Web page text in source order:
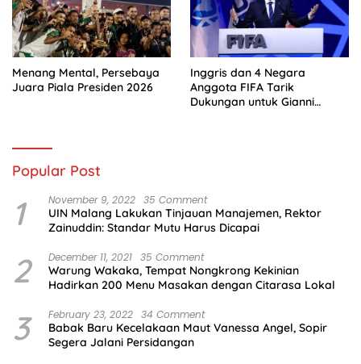
Menang Mental, Persebaya
Juara Piala Presiden 2026
Inggris dan 4 Negara
Anggota FIFA Tarik
Dukungan untuk Gianni
Popular Post
1 November 9, 2022 35 Comment
UIN Malang Lakukan Tinjauan Manajemen, Rektor
Zainuddin: Standar Mutu Harus Dicapai
2 December 11, 2021 35 Comment
Warung Wakaka, Tempat Nongkrong Kekinian
Hadirkan 200 Menu Masakan dengan Citarasa Lokal
3 February 23, 2022 34 Comment
Babak Baru Kecelakaan Maut Vanessa Angel, Sopir
Segera Jalani Persidangan